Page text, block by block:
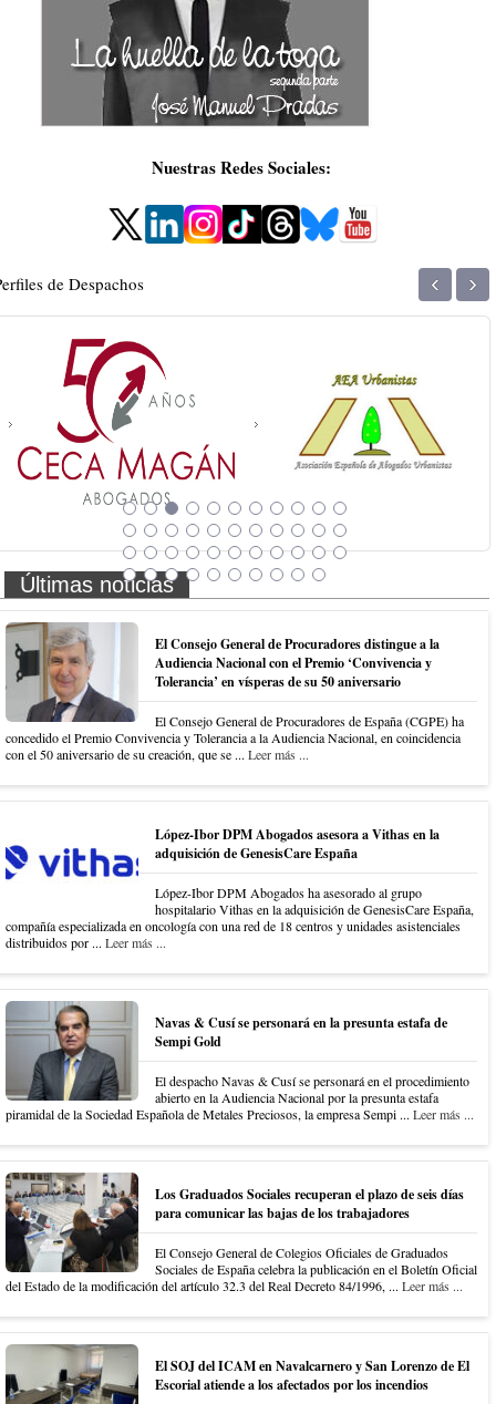
Nuestras Redes Sociales:
de Despachos ‹ ›
Últimas noticias
El Consejo General de Procuradores distingue a la
Audiencia Nacional con el Premio ‘Convivencia y
Tolerancia’ en vísperas de su 50 aniversario
El Consejo General de Procuradores de España (CGPE) ha
concedido el Premio Convivencia y Tolerancia a la Audiencia Nacional, en coincidencia
con el 50 aniversario de su creación, que se ... Leer más ...
López-Ibor DPM Abogados asesora a Vithas en la
adquisición de GenesisCare España
López-Ibor DPM Abogados ha asesorado al grupo
hospitalario Vithas en la adquisición de GenesisCare España,
compañía especializada en oncología con una red de 18 centros y unidades asistenciales
distribuidos por ... Leer más ...
Navas & Cusí se personará en la presunta estafa de
Sempi Gold
El despacho Navas & Cusí se personará en el procedimiento
abierto en la Audiencia Nacional por la presunta estafa
piramidal de la Sociedad Española de Metales Preciosos, la empresa Sempi ... Leer más ...
Los Graduados Sociales recuperan el plazo de seis días
para comunicar las bajas de los trabajadores
El Consejo General de Colegios Oficiales de Graduados
Sociales de España celebra la publicación en el Boletín Oficial
del Estado de la modificación del artículo 32.3 del Real Decreto 84/1996, ... Leer más ...
El SOJ del ICAM en Navalcarnero y San Lorenzo de El
Escorial atiende a los afectados por los incendios